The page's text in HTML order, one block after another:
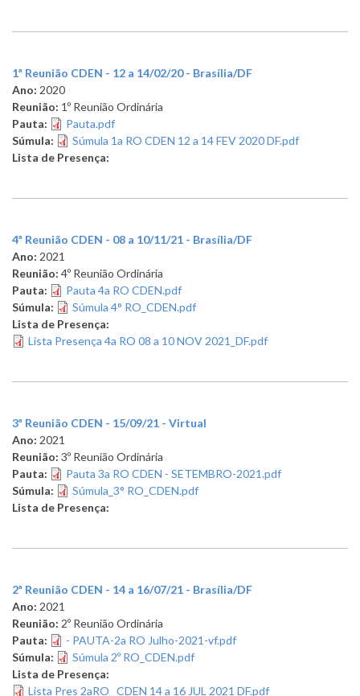
1ª Reunião CDEN - 12 a 14/02/20 - Brasília/DF
Ano: 2020
Reunião: 1º Reunião Ordinária
Pauta:
Pauta.pdf
Súmula:
Súmula 1a RO CDEN 12 a 14 FEV 2020 DF.pdf
Lista de Presença:
4ª Reunião CDEN - 08 a 10/11/21 - Brasília/DF
Ano: 2021
Reunião: 4º Reunião Ordinária
Pauta:
Pauta 4a RO CDEN.pdf
Súmula:
Súmula 4° RO_CDEN.pdf
Lista de Presença:
Lista Presença 4a RO 08 a 10 NOV 2021_DF.pdf
3ª Reunião CDEN - 15/09/21 - Virtual
Ano: 2021
Reunião: 3º Reunião Ordinária
Pauta:
Pauta 3a RO CDEN - SETEMBRO-2021.pdf
Súmula:
Súmula_3° RO_CDEN.pdf
Lista de Presença:
2ª Reunião CDEN - 14 a 16/07/21 - Brasília/DF
Ano: 2021
Reunião: 2º Reunião Ordinária
Pauta:
- PAUTA-2a RO Julho-2021-vf.pdf
Súmula:
Súmula 2º RO_CDEN.pdf
Lista de Presença:
Lista Pres 2aRO_ CDEN 14 a 16 JUL 2021 DF.pdf